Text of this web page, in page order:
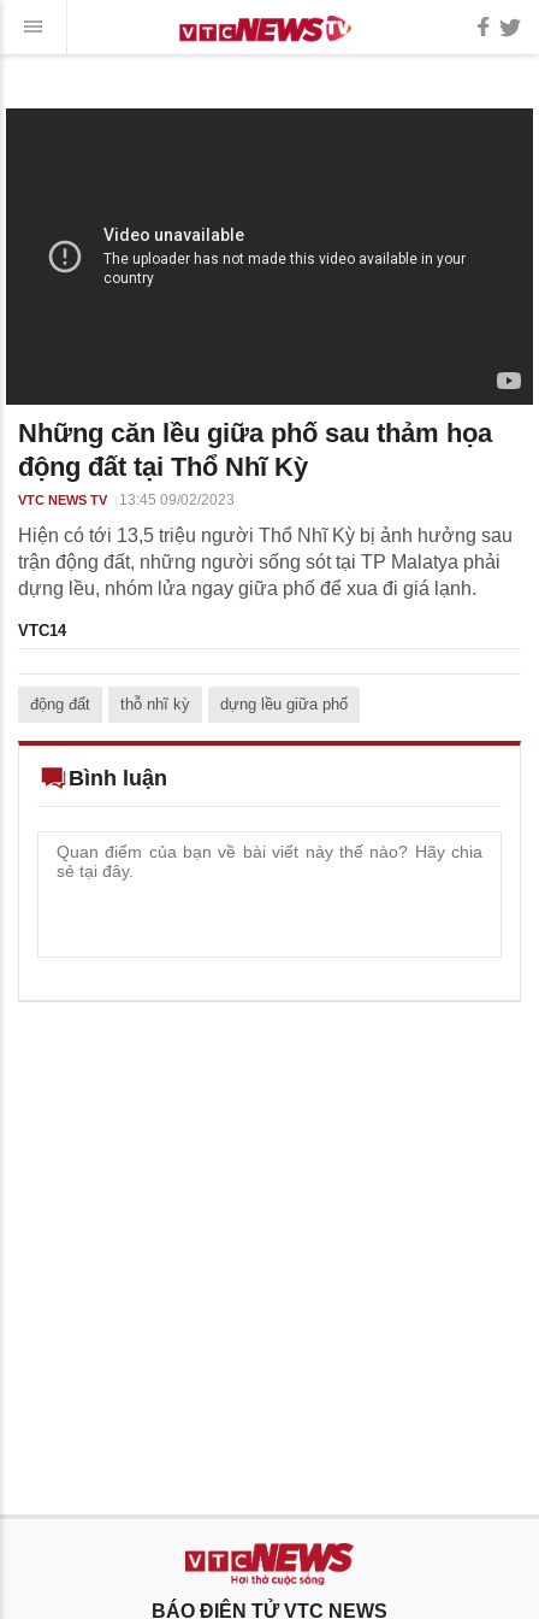
Những căn lều giữa phố sau thảm họa
động đất tại Thổ Nhĩ Kỳ
VTC NEWS TV 13:45 09/02/2023
Hiện có tới 13,5 triệu người Thổ Nhĩ Kỳ bị ảnh hưởng sau
trận động đất, những người sống sót tại TP Malatya phải
dựng lều, nhóm lửa ngay giữa phố để xua đi giá lạnh.
VTC14
động đất thỗ nhĩ kỳ dựng lều giữa phố
Bình luận
BÁO ĐIỆN TỬ VTC NEWS